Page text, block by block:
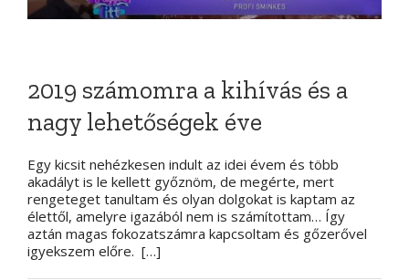
2019 számomra a kihívás és a
nagy lehetőségek éve
Egy kicsit nehézkesen indult az idei évem és több
akadályt is le kellett győznöm, de megérte, mert
rengeteget tanultam és olyan dolgokat is kaptam az
élettől, amelyre igazából nem is számítottam… Így
aztán magas fokozatszámra kapcsoltam és gőzerővel
igyekszem előre. […]